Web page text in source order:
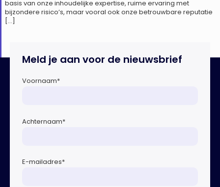
basis van onze inhoudelijke expertise, ruime ervaring met
bijzondere risico’s, maar vooral ook onze betrouwbare reputatie
[…]
Meld je aan voor de nieuwsbrief
Voornaam*
Achternaam*
E-mailadres*